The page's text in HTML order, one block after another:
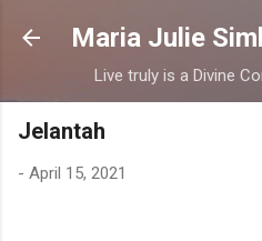
Langsung ke
Maria Julie
Live truly is a Divine
Jelantah
- April 15, 2021